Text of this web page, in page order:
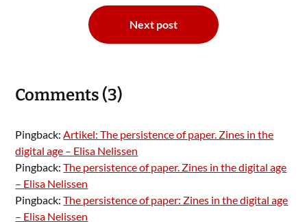
Next post
Comments (3)
Pingback:Artikel: The persistence of paper. Zines in the
digital age – Elisa Nelissen
Pingback:The persistence of paper. Zines in the digital age
– Elisa Nelissen
Pingback:The persistence of paper: Zines in the digital age
– Elisa Nelissen